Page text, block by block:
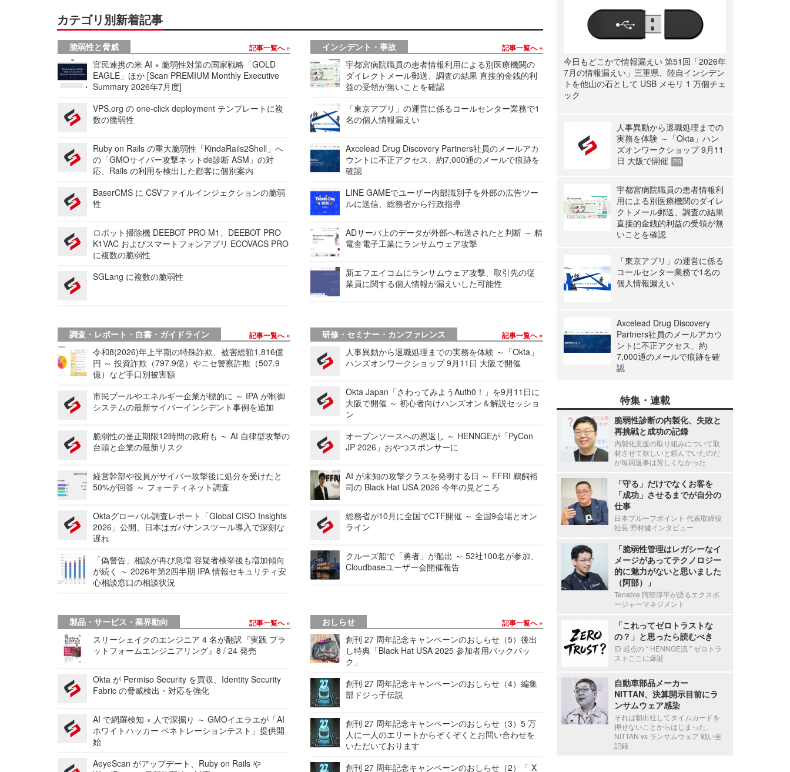
カテゴリ別新着記事
脆弱性と脅威 記事一覧へ
官民連携の米 AI × 脆弱性対策の国家戦略「GOLD
EAGLE」ほか [Scan PREMIUM Monthly Executive
Summary 2026年7月度]
VPS.org の one-click deployment テンプレートに複
数の脆弱性
Ruby on Rails の重大脆弱性「KindaRails2Shell」へ
の「GMOサイバー攻撃ネットde診断 ASM」の対
応、Rails の利用を検出した顧客に個別案内
BaserCMS に CSVファイルインジェクションの脆弱
性
ロボット掃除機 DEEBOT PRO M1、DEEBOT PRO
K1VAC およびスマートフォンアプリ ECOVACS PRO
に複数の脆弱性
SGLang に複数の脆弱性
インシデント・事故 記事一覧へ
宇都宮病院職員の患者情報利用による別医療機関の
ダイレクトメール郵送、調査の結果 直接的金銭的利
益の受領が無いことを確認
「東京アプリ」の運営に係るコールセンター業務で1
名の個人情報漏えい
Axcelead Drug Discovery Partners社員のメールアカ
ウントに不正アクセス、約7,000通のメールで痕跡を
確認
LINE GAMEでユーザー内部識別子を外部の広告ツー
ルに送信、総務省から行政指導
ADサーバ上のデータが外部へ転送されたと判断 ～ 精
電舎電子工業にランサムウェア攻撃
新エフエイコムにランサムウェア攻撃、取引先の従
業員に関する個人情報が漏えいした可能性
調査・レポート・白書・ガイドライン 記事一覧へ
令和8(2026)年上半期の特殊詐欺、被害総額1,816億
円 ～ 投資詐欺（797.9億）やニセ警察詐欺（507.9
億）など手口別被害額
市民プールやエネルギー企業が標的に ～ IPA が制御
システムの最新サイバーインシデント事例を追加
脆弱性の是正期限12時間の政府も ～ AI 自律型攻撃の
台頭と企業の最新リスク
経営幹部や役員がサイバー攻撃後に処分を受けたと
50%が回答 ～ フォーティネット調査
Oktaグローバル調査レポート「Global CISO Insights
2026」公開、日本はガバナンスツール導入で深刻な
遅れ
「偽警告」相談が再び急増 容疑者検挙後も増加傾向
が続く ～ 2026年第2四半期 IPA 情報セキュリティ安
心相談窓口の相談状況
研修・セミナー・カンファレンス 記事一覧へ
人事異動から退職処理までの実務を体験 ～「Okta」
ハンズオンワークショップ 9月11日 大阪で開催
Okta Japan「さわってみようAuth0！」を9月11日に
大阪で開催 ～ 初心者向けハンズオン＆解説セッショ
ン
オープンソースへの恩返し ～ HENNGEが「PyCon
JP 2026」おやつスポンサーに
AI が未知の攻撃クラスを発明する日 ～ FFRI 鵜飼裕
司の Black Hat USA 2026 今年の見どころ
総務省が10月に全国でCTF開催 ～ 全国9会場とオン
ライン
クルーズ船で「勇者」が船出 ～ 52社100名が参加、
Cloudbaseユーザー会開催報告
製品・サービス・業界動向 記事一覧へ
スリーシェイクのエンジニア 4 名が翻訳『実践 プラ
ットフォームエンジニアリング』8 / 24 発売
Okta が Permiso Security を買収、Identity Security
Fabric の脅威検出・対応を強化
AI で網羅検知 × 人で深掘り ～ GMOイエラエが「AI
ホワイトハッカー ペネトレーションテスト」提供開
始
AeyeScan がアップデート、Ruby on Rails や
おしらせ 記事一覧へ
創刊 27 周年記念キャンペーンのおしらせ（5）後出
し特典「Black Hat USA 2025 参加者用バックパッ
ク」
創刊 27 周年記念キャンペーンのおしらせ（4）編集
部ドジっ子伝説
創刊 27 周年記念キャンペーンのおしらせ（3）5 万
人に一人のエリートからぞくぞくとお問い合わせを
いただいております
創刊 27 周年記念キャンペーンのおしらせ（2）「 X
今日もどこかで情報漏えい 第51回「2026年
7月の情報漏えい」三重県、陸自インシデン
トを他山の石として USB メモリ 1 万個チェ
ック
人事異動から退職処理までの
実務を体験 ～「Okta」ハン
ズオンワークショップ 9月11
日 大阪で開催
PR
宇都宮病院職員の患者情報利
用による別医療機関のダイレ
クトメール郵送、調査の結果
直接的金銭的利益の受領が無
いことを確認
「東京アプリ」の運営に係る
コールセンター業務で1名の
個人情報漏えい
Axcelead Drug Discovery
Partners社員のメールアカウ
ントに不正アクセス、約
7,000通のメールで痕跡を確
認
特集・連載
脆弱性診断の内製化、失敗と
再挑戦と成功の記録
内製化支援の取り組みについて取
材させて欲しいと頼んでいたのだ
が毎回返事は芳しくなかった
「守る」だけでなくお客を
「成功」させるまでが自分の
仕事
日本プルーフポイント 代表取締役
社長 野村健インタビュー
「脆弱性管理はレガシーなイ
メージがあってテクノロジー
的に魅力がないと思いました
（阿部）」
Tenable 阿部淳平が語るエクスポ
ージャーマネジメント
「これってゼロトラストな
の？」と思ったら読むべき
ID 起点の “ HENNGE流 ” ゼロトラ
ストここに爆誕
自動車部品メーカー
NITTAN、決算開示目前にラ
ンサムウェア感染
それは朝出社してタイムカードを
押せないことからはじまった。
NITTAN vs ランサムウェア 戦い全
記録